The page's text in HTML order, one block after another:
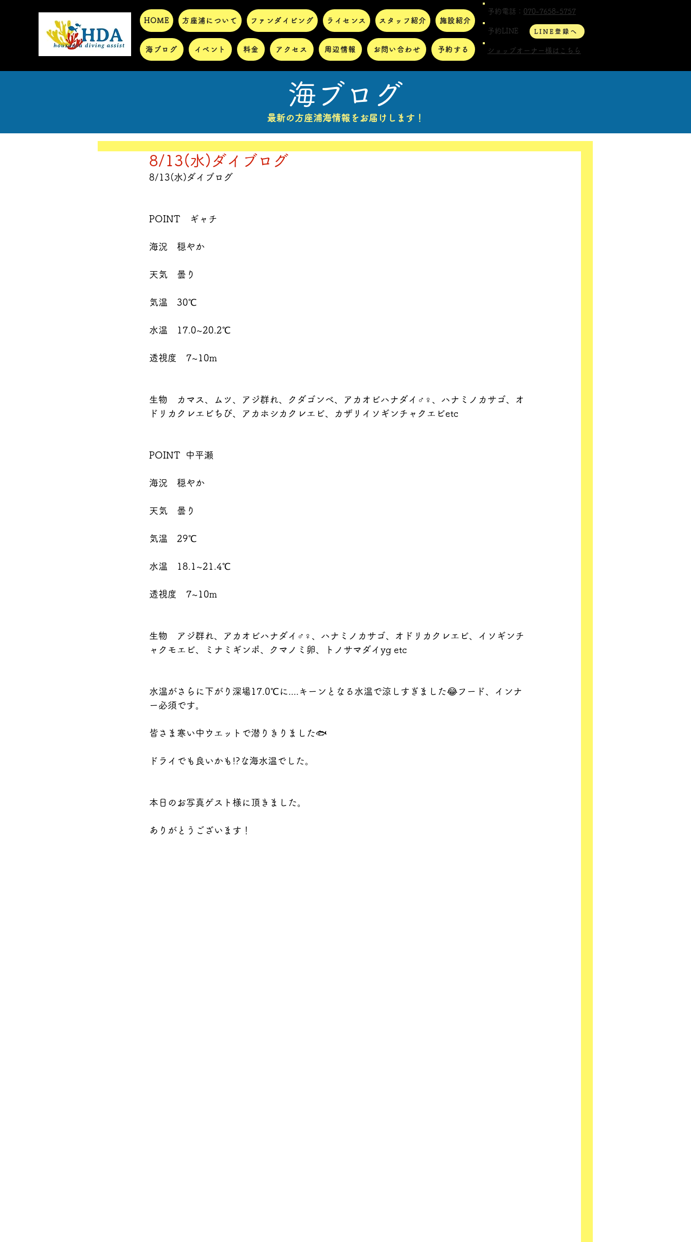
HOME 方座浦について ファンダイビング ライセンス スタッフ紹介 施設紹介
海ブログ イベント 料金 アクセス 周辺情報 お問い合わせ 予約する
予約電話： 070-7658-5757
予約LINE LINE登録へ
ショップオーナー様はこちら
海ブログ
最新の方座浦海情報をお届けします！
8/13(水)ダイブログ
8/13(水)ダイブログ
POINT　ギャチ
海況　穏やか
天気　曇り
気温　30℃
水温　17.0~20.2℃
透視度　7~10m
生物　カマス、ムツ、アジ群れ、クダゴンベ、アカオビハナダイ♂♀、ハナミノカサゴ、オ
ドリカクレエビちび、アカホシカクレエビ、カザリイソギンチャクエビetc
POINT  中平瀬
海況　穏やか
天気　曇り
気温　29℃
水温　18.1~21.4℃
透視度　7~10m
生物　アジ群れ、アカオビハナダイ♂♀、ハナミノカサゴ、オドリカクレエビ、イソギンチ
ャクモエビ、ミナミギンポ、クマノミ卵、トノサマダイyg etc
水温がさらに下がり深場17.0℃に....キーンとなる水温で涼しすぎました😂フード、インナ
ー必須です。
皆さま寒い中ウエットで潜りきりました🐟
ドライでも良いかも!?な海水温でした。
本日のお写真ゲスト様に頂きました。
ありがとうございます！